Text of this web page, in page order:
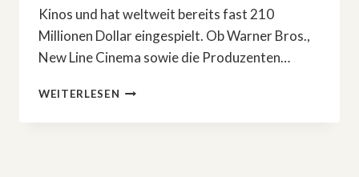
Kinos und hat weltweit bereits fast 210
Millionen Dollar eingespielt. Ob Warner Bros.,
New Line Cinema sowie die Produzenten…
WEITERLESEN HORROR-
»CONJURING«-